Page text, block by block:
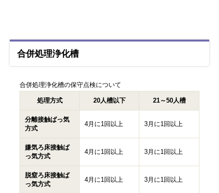
合併処理浄化槽
合併処理浄化槽の保守点検について
処理方式 20人槽以下 21～50人槽
分離接触ばっ気
方式
4月に1回以上 3月に1回以上
嫌気ろ床接触ば
っ気方式
4月に1回以上 3月に1回以上
脱窒ろ床接触ば
っ気方式
4月に1回以上 3月に1回以上